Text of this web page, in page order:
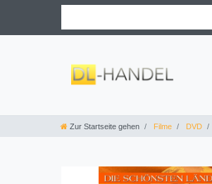
Zur Startseite gehen Filme DVD